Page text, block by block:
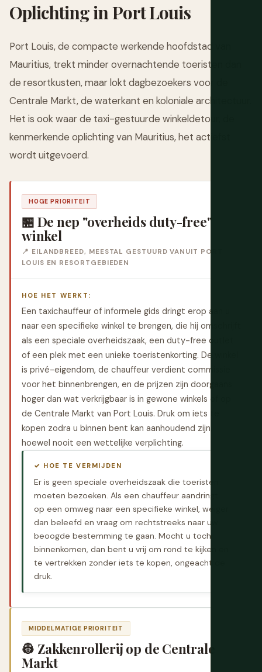
Oplichting in Port Louis
Port Louis, de compacte werkende hoofdstad van
Mauritius, trekt minder overnachtende toeristen dan
de resortkusten, maar lokt dagbezoekers voor de
Centrale Markt, de waterkant en koloniale architectuur.
Het is ook waar de taxi-gestuurde winkeldetour, de
kenmerkende oplichting van Mauritius, het actiefst
wordt uitgevoerd.
HOGE PRIORITEIT
🏪 De nep "overheids duty-free"
winkel
📍 EILANDBREED, MEESTAL GESTUURD VANUIT PORT
LOUIS EN RESORTGEBIEDEN
HOE HET WERKT:
Een taxichauffeur of informele gids dringt erop aan u
naar een specifieke winkel te brengen, die hij omschrijft
als een speciale overheidszaak, een duty-free outlet
of een plek met een unieke toeristenkorting. De winkel
is privé-eigendom, de chauffeur verdient commissie
voor het binnenbrengen, en de prijzen zijn doorgaans
hoger dan wat verkrijgbaar is in gewone winkels of op
de Centrale Markt van Port Louis. Druk om iets te
kopen zodra u binnen bent kan aanhoudend zijn,
hoewel nooit een wettelijke verplichting.
✓ HOE TE VERMIJDEN
Er is geen speciale overheidszaak die toeristen
moeten bezoeken. Als een chauffeur aandringt
op een omweg naar een specifieke winkel, weiger
dan beleefd en vraag om rechtstreeks naar uw
beoogde bestemming te gaan. Mocht u toch
binnenkomen, dan bent u vrij om rond te kijken en
te vertrekken zonder iets te kopen, ongeacht de
druk.
MIDDELMATIGE PRIORITEIT
👷 Zakkenrollerij op de Centrale
Markt